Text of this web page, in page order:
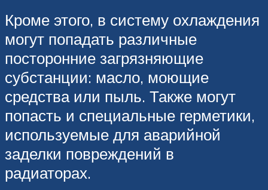
Кроме этого, в систему охлаждения
могут попадать различные
посторонние загрязняющие
субстанции: масло, моющие
средства или пыль. Также могут
попасть и специальные герметики,
используемые для аварийной
заделки повреждений в
радиаторах.